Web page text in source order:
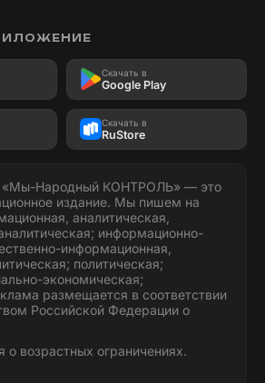
Скачать в
Google Play
Скачать в
RuStore
«Мы-Народный КОНТРОЛЬ» — это
издание. Мы пишем на
аналитическая,
информационно-
информационная,
политическая;
экономическая;
размещается в соответствии
Российской Федерации о
возрастных ограничениях.